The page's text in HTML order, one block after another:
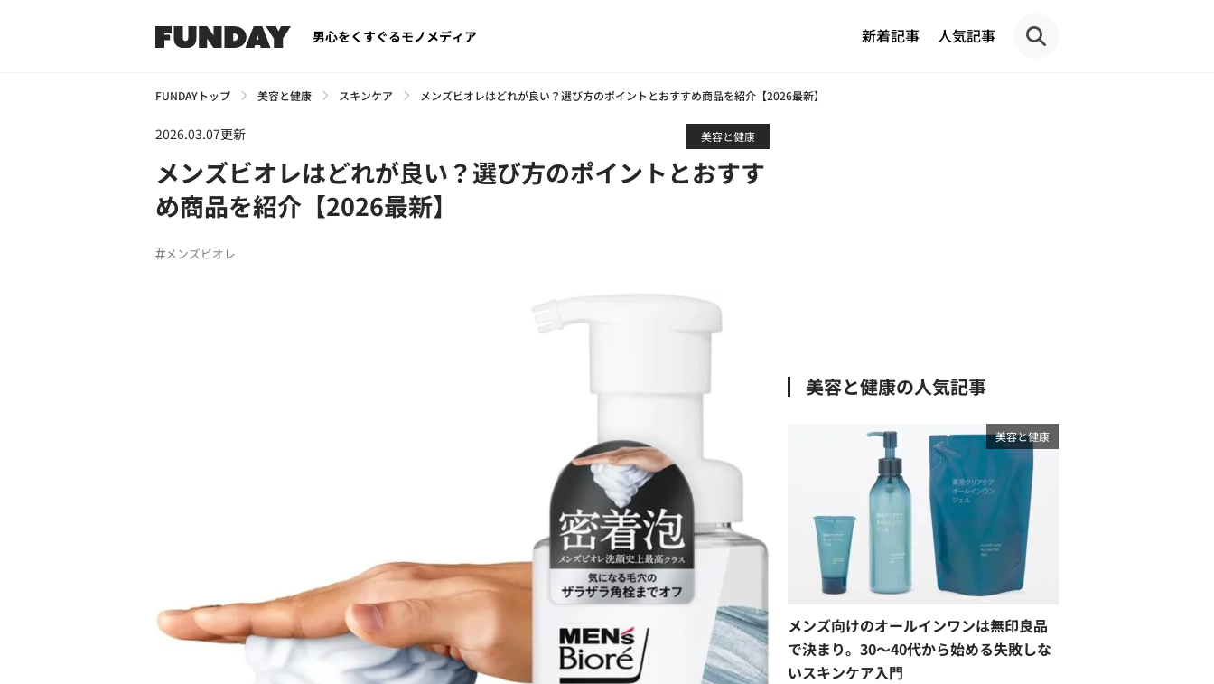
男心をくすぐるモノメディア 新着記事 人気記事
FUNDAYトップ 美容と健康 スキンケア メンズビオレはどれが良い？選び方のポイントとおすすめ商品を紹介【2026最新】
2026.03.07更新 美容と健康
メンズビオレはどれが良い？選び方のポイントとおすす
め商品を紹介【2026最新】
メンズビオレ
美容と健康の人気記事
美容と健康
メンズ向けのオールインワンは無印良品
で決まり。30〜40代から始める失敗しな
いスキンケア入門